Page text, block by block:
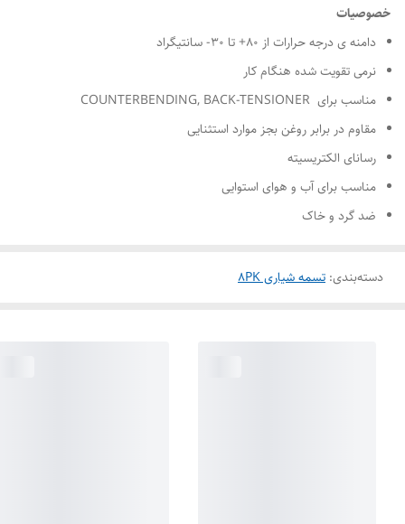
خصوصیات
دامنه ی درجه حرارات از ۸۰+ تا ۳۰- سانتیگراد
نرمی تقویت شده هنگام کار
مناسب برای COUNTERBENDING, BACK-TENSIONER
مقاوم در برابر روغن بجز موارد استثنایی
رسانای الکتریسیته
مناسب برای آب و هوای استوایی
ضد گرد و خاک
دسته‌بندی: تسمه شیاری 8PK